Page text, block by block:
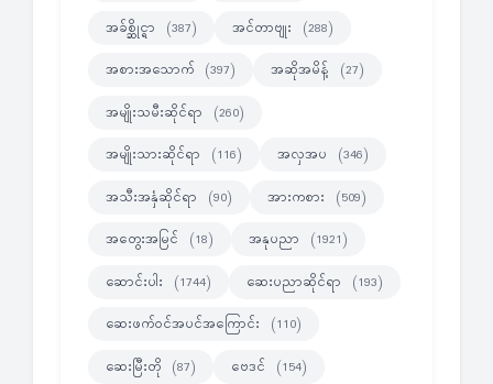
အခ်စ္ဆိုင္ရာ (387) အင်တာဗျုး (288)
အစားအသောက် (397) အဆိုအမိန့် (27)
အမျိုးသမီးဆိုင်ရာ (260)
အမျိုးသားဆိုင်ရာ (116) အလှအပ (346)
အသီးအနှံဆိုင်ရာ (90) အားကစား (509)
အတွေးအမြင် (18) အနုပညာ (1921)
ဆောင်းပါး (1744) ဆေးပညာဆိုင်ရာ (193)
ဆေးဖက်ဝင်အပင်အကြောင်း (110)
ဆေးမြီးတို (87) ဗေဒင် (154)